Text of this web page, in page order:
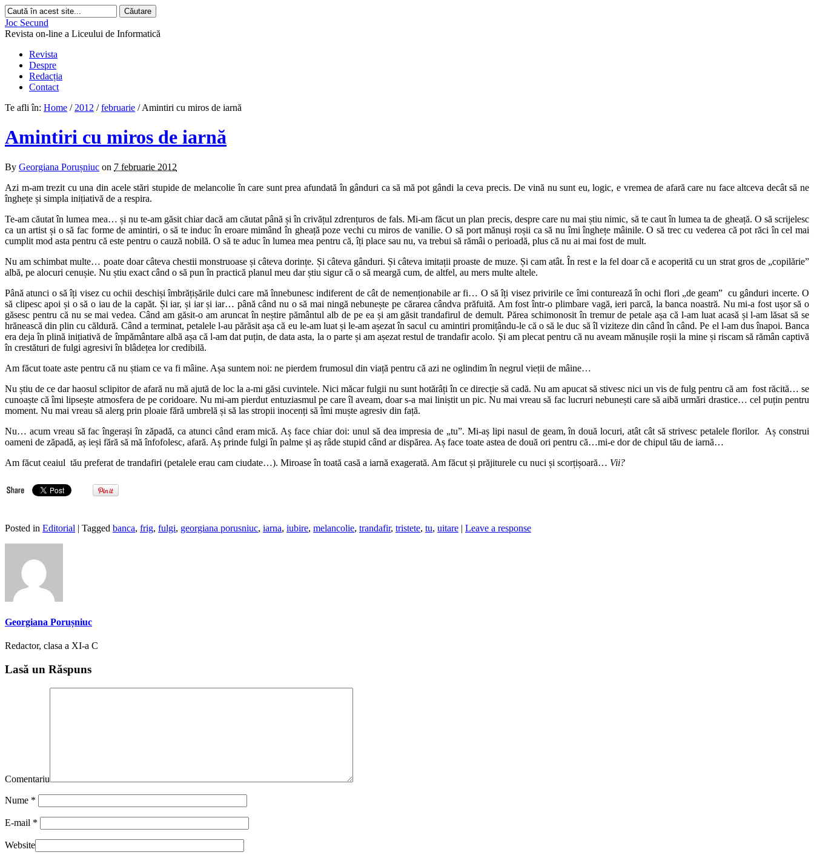
Joc Secund
Revista on-line a Liceului de Informatică
Revista
Despre
Redacția
Contact
Te afli în: Home / 2012 / februarie / Amintiri cu miros de iarnă
Amintiri cu miros de iarnă
By Georgiana Porușniuc on 7 februarie 2012
Azi m-am trezit cu una din acele stări stupide de melancolie în care sunt prea afundată în gânduri ca să mă pot gândi la ceva precis. De vină nu sunt eu, logic, e vremea de afară care nu face altceva decât să ne
înghețe și simpla inițiativă de a respira.
Te-am căutat în lumea mea… și nu te-am găsit chiar dacă am căutat până și în crivățul zdrențuros de fals. Mi-am făcut un plan precis, despre care nu mai știu nimic, să te caut în lumea ta de gheață. O să scrijelesc
ca un artist și o să fac forme de amintiri, o să te induc în eroare mimând în gheață poze vechi cu miros de vanilie. O să port mănuși roșii ca să nu îmi înghețe mâinile. O să trec cu vederea că pot răci în cel mai
cumplit mod asta pentru că este pentru o cauză nobilă. O să te aduc în lumea mea pentru că, îți place sau nu, va trebui să rămâi o perioadă, plus că nu ai mai fost de mult.
Nu am schimbat multe… poate doar câteva chestii monstruoase și câteva dorințe. Și câteva gânduri. Și câteva imitații proaste de muze. Și cam atât. În rest e la fel doar că e acoperită cu un strat gros de „copilărie”
albă, pe alocuri cenușie. Nu știu exact când o să pun în practică planul meu dar știu sigur că o să meargă cum, de altfel, au mers multe altele.
Până atunci o să îți visez cu ochii deschiși îmbrățișările dulci care mă înnebunesc indiferent de cât de nemenționabile ar fi… O să îți visez privirile ce îmi conturează în ochi flori „de geam” cu gânduri incerte. O
să clipesc apoi și o să o iau de la capăt. Și iar, și iar și iar… până când nu o să mai ningă nebunește pe cărarea cândva prăfuită. Am fost într-o plimbare vagă, ieri parcă, la banca noastră. Nu mi-a fost ușor să o
găsesc pentru că nu se mai vedea. Când am găsit-o am aruncat în neștire pământul alb de pe ea și am găsit trandafirul de demult. Părea schimonosit în tremur de petale așa că l-am luat acasă și l-am lăsat să se
hrănească din plin cu căldură. Când a terminat, petalele l-au părăsit așa că eu le-am luat și le-am așezat în sacul cu amintiri promițându-le că o să le duc să îl viziteze din când în când. Pe el l-am dus înapoi. Banca
era deja în plină inițiativă de împământare albă așa că l-am dat puțin, de data asta, la o parte și am așezat restul de trandafir acolo. Și am plecat pentru că nu aveam mănușile roșii la mine și riscam să rămân captivă
în crestături de fulgi agresivi în blâdețea lor credibilă.
Am făcut toate aste pentru că nu știam ce va fi mâine. Așa suntem noi: ne pierdem frumosul din viață pentru că azi ne oglindim în negrul vieții de mâine…
Nu știu de ce dar haosul sclipitor de afară nu mă ajută de loc la a-mi găsi cuvintele. Nici măcar fulgii nu sunt hotărâți în ce direcție să cadă. Nu am apucat să stivesc nici un vis de fulg pentru că am fost răcită… se
cunoaște că îmi lipsește atmosfera de pe coridoare. Nu mi-am pierdut entuziasmul pe care îl aveam, doar s-a mai liniștit un pic. Nu mai vreau să fac lucruri nebunești care să aibă urmări drastice… cel puțin pentru
moment. Nu mai vreau să alerg prin ploaie fără umbrelă și să las stropii inocenți să îmi muște agresiv din față.
Nu… acum vreau să fac îngerași în zăpadă, ca atunci când eram mică. Aș face chiar doi: unul să dea impresia de „tu”. Mi-aș lipi nasul de geam, în două locuri, atât cât să strivesc petalele florilor. Aș construi
oameni de zăpadă, aș ieși fără să mă înfofolesc, afară. Aș prinde fulgi în palme și aș râde stupid când ar dispărea. Aș face toate astea de două ori pentru că…mi-e dor de chipul tău de iarnă…
Am făcut ceaiul tău preferat de trandafiri (petalele erau cam ciudate…). Miroase în toată casă a iarnă exagerată. Am făcut și prăjiturele cu nuci și scorțișoară… Vii?
Posted in Editorial | Tagged banca, frig, fulgi, georgiana porusniuc, iarna, iubire, melancolie, trandafir, tristete, tu, uitare | Leave a response
Georgiana Porușniuc
Redactor, clasa a XI-a C
Lasă un Răspuns
Comentariu
Nume *
E-mail *
Website